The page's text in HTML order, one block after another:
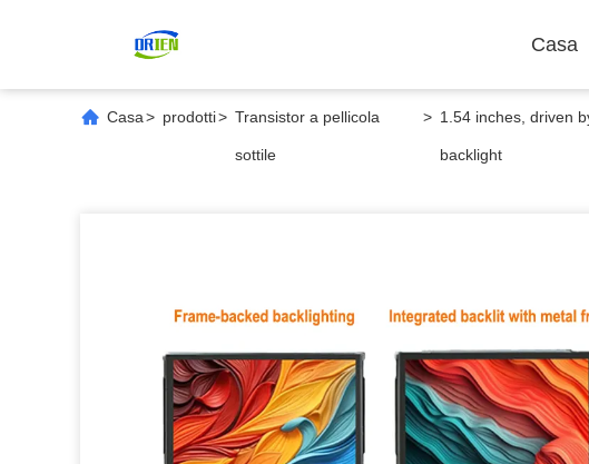
Casa
Casa> prodotti> Transistor a pellicola
sottile
> 1.54 inches, driven
backlight